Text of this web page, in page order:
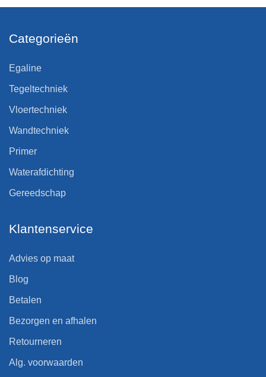
Categorieën
Egaline
Tegeltechniek
Vloertechniek
Wandtechniek
Primer
Waterafdichting
Gereedschap
Klantenservice
Advies op maat
Blog
Betalen
Bezorgen en afhalen
Retourneren
Alg. voorwaarden